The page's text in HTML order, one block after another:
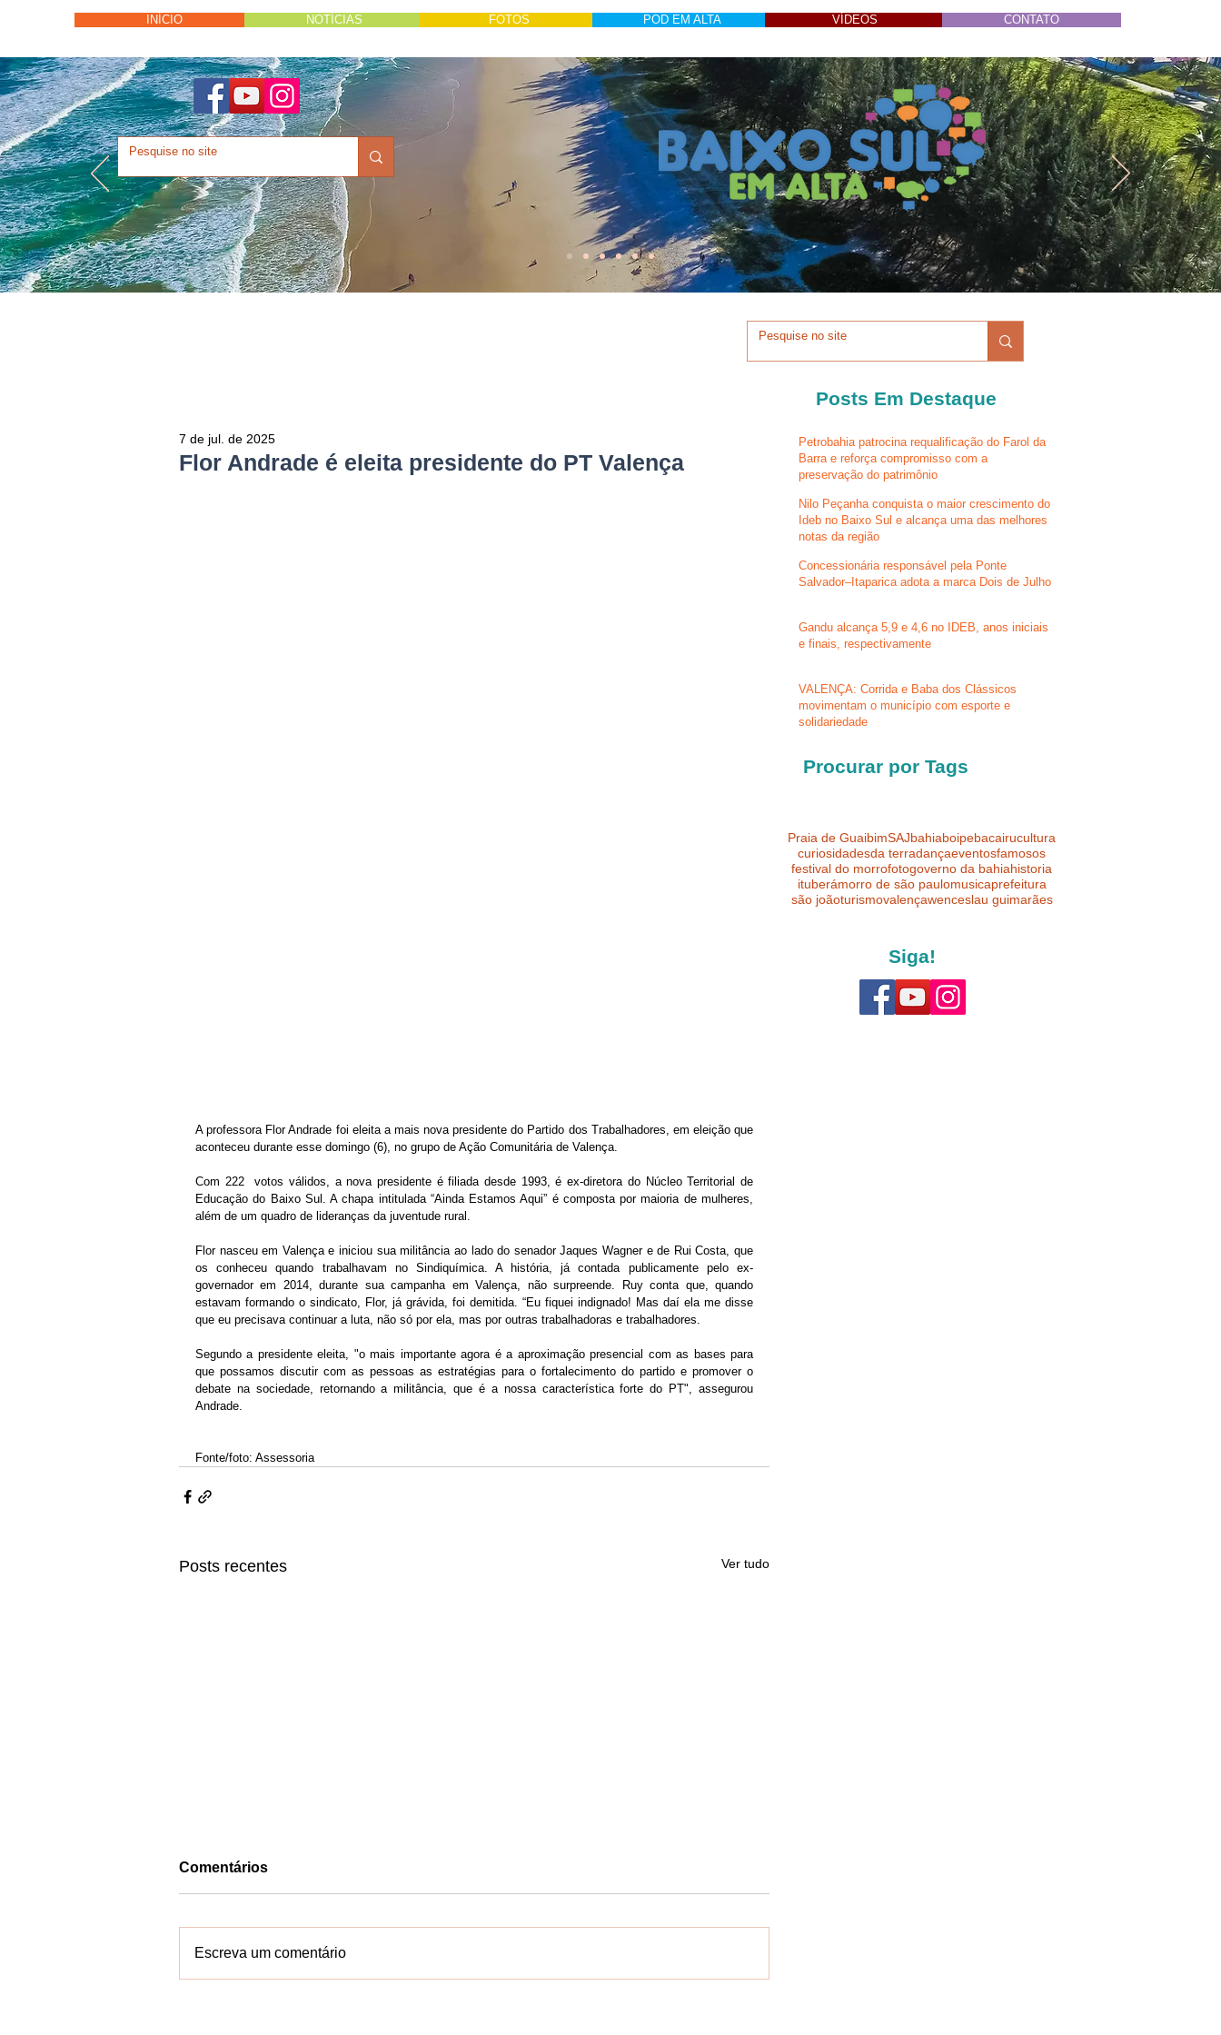
INÍCIO NOTÍCIAS FOTOS POD EM ALTA VÍDEOS CONTATO
Flor Andrade é eleita presidente do PT Valença
7 de jul. de 2025
A professora Flor Andrade foi eleita a mais nova presidente do Partido dos Trabalhadores, em eleição que
aconteceu durante esse domingo (6), no grupo de Ação Comunitária de Valença.
Com 222  votos válidos, a nova presidente é filiada desde 1993, é ex-diretora do Núcleo Territorial de
Educação do Baixo Sul. A chapa intitulada “Ainda Estamos Aqui” é composta por maioria de mulheres,
além de um quadro de lideranças da juventude rural.
Flor nasceu em Valença e iniciou sua militância ao lado do senador Jaques Wagner e de Rui Costa, que
os conheceu quando trabalhavam no Sindiquímica. A história, já contada publicamente pelo ex-
governador em 2014, durante sua campanha em Valença, não surpreende. Ruy conta que, quando
estavam formando o sindicato, Flor, já grávida, foi demitida. “Eu fiquei indignado! Mas daí ela me disse
que eu precisava continuar a luta, não só por ela, mas por outras trabalhadoras e trabalhadores.
Segundo a presidente eleita, "o mais importante agora é a aproximação presencial com as bases para
que possamos discutir com as pessoas as estratégias para o fortalecimento do partido e promover o
debate na sociedade, retornando a militância, que é a nossa característica forte do PT", assegurou
Andrade.
Fonte/foto: Assessoria
Posts recentes Ver tudo
Comentários
Escreva um comentário
Posts Em Destaque
Petrobahia patrocina requalificação do Farol da
Barra e reforça compromisso com a
preservação do patrimônio
Nilo Peçanha conquista o maior crescimento do
Ideb no Baixo Sul e alcança uma das melhores
notas da região
Concessionária responsável pela Ponte
Salvador–Itaparica adota a marca Dois de Julho
Gandu alcança 5,9 e 4,6 no IDEB, anos iniciais
e finais, respectivamente
VALENÇA: Corrida e Baba dos Clássicos
movimentam o município com esporte e
solidariedade
Procurar por Tags
Praia de GuaibimSAJbahiaboipebacairucultura
curiosidadesda terradançaeventosfamosos
festival do morrofotogoverno da bahiahistoria
ituberámorro de são paulomusicaprefeitura
são joãoturismovalençawenceslau guimarães
Siga!